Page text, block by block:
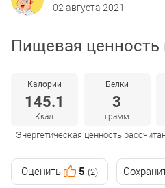
02 августа 2021
Пищевая ценность
Калории
145.1
Ккал
Белки
3
грамм
Энергетическая ценность
Оценить 5 (2)